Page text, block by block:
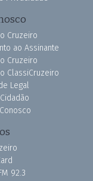
Cruzeiro
ao Assinante
Cruzeiro
ClassiCruzeiro
Legal
92.3